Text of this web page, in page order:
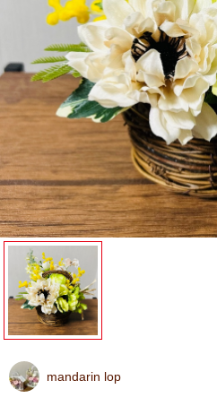
mandarin lop